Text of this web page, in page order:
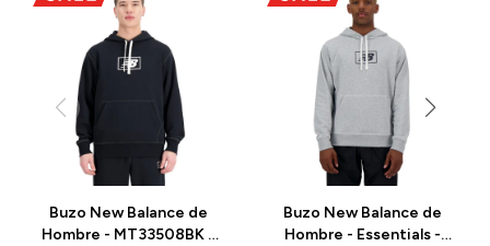
Buzo New Balance de
Hombre - MT33508BK -
Buzo New Balance de
Hombre - Essentials -